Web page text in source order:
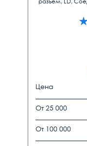
Цена
От 25 000
От 100 000